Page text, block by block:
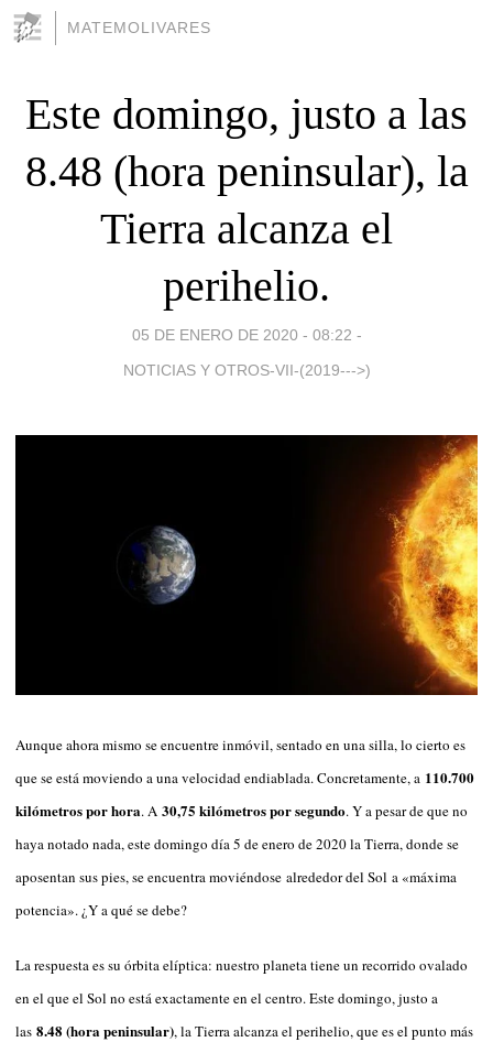
MATEMOLIVARES
Este domingo, justo a las
8.48 (hora peninsular), la
Tierra alcanza el
perihelio.
05 DE ENERO DE 2020 - 08:22 -
NOTICIAS Y OTROS-VII-(2019--->)
Aunque ahora mismo se encuentre inmóvil, sentado en una silla, lo cierto es
que se está moviendo a una velocidad endiablada. Concretamente, a 110.700
kilómetros por hora. A 30,75 kilómetros por segundo. Y a pesar de que no
haya notado nada, este domingo día 5 de enero de 2020 la Tierra, donde se
aposentan sus pies, se encuentra moviéndose alrededor del Sol a «máxima
potencia». ¿Y a qué se debe?
La respuesta es su órbita elíptica: nuestro planeta tiene un recorrido ovalado
en el que el Sol no está exactamente en el centro. Este domingo, justo a
las 8.48 (hora peninsular), la Tierra alcanza el perihelio, que es el punto más